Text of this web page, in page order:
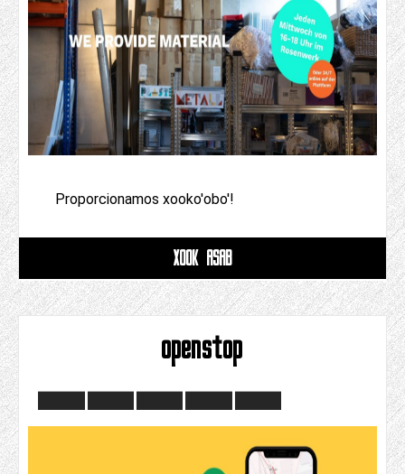
Proporcionamos xooko'obo'!
XOOK ASAB
openstop